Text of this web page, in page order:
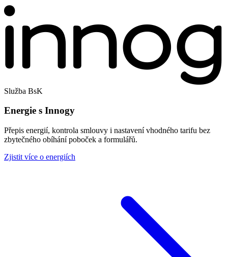
Služba BsK
Energie s Innogy
Přepis energií, kontrola smlouvy i nastavení vhodného tarifu bez
zbytečného obíhání poboček a formulářů.
Zjistit více o energiích